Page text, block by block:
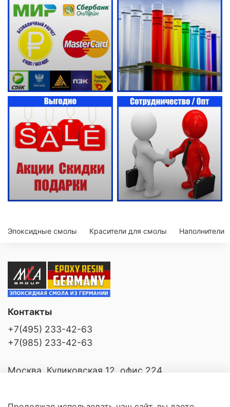
Эпоксидные смолы Красители для смолы Наполнители
Контакты
+7(495) 233-42-63
+7(985) 233-42-63
Москва, Куликовская 12, офис 224